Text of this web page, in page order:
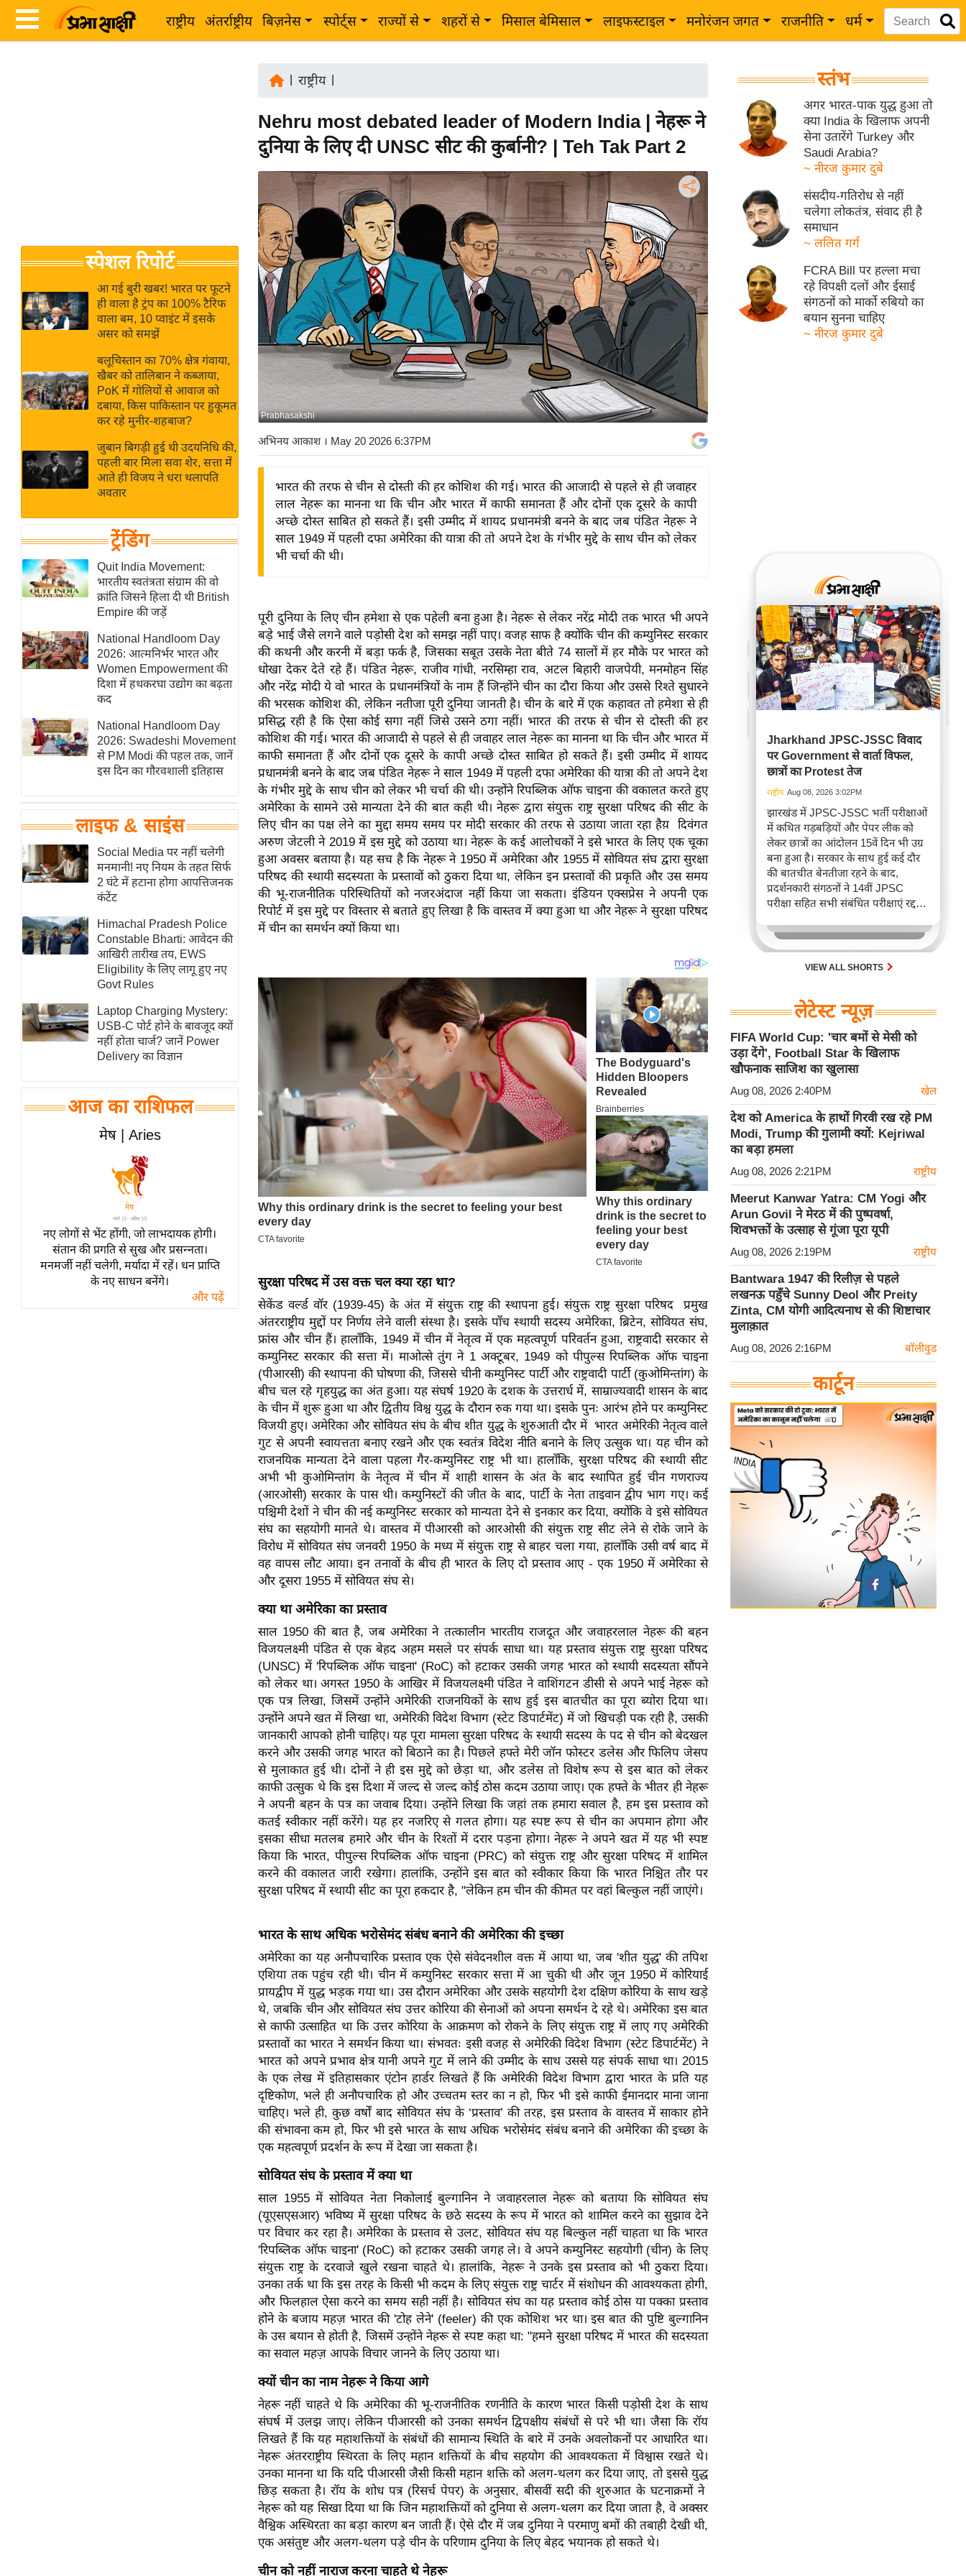
राष्ट्रीय अंतर्राष्ट्रीय बिज़नेस स्पोर्ट्स राज्यों से शहरों से मिसाल बेमिसाल लाइफस्टाइल मनोरंजन जगत राजनीति धर्म
Breaking
News in
Hindi
Hindi
Hindi
Videos
जगत
राय
बजट
क्रिकेट
IPL
2026
ई-पेपर
मिसाल बेमिसाल
शख्सियत
यंग इंडिया
साहित्य जगत
ऑटो वर्ल्ड
न्यूज ब्रीफ
मनोरंजन जगत
बॉलीवुड
हॉलीवुड
फिल्म समीक्षा
Breaking
News
लाइफस्टाइल
टेक्नॉलॉजी
घरेलू नुस्खे
पर्यटन स्थल
फिटनेस मंत्रा
रिलेशनशिप
राजनीति
विश्लेषण
समसामयिक
मातृभूमि
एम.
आर.
आई.
समीक्षा
धर्म
ज्योतिष
त्योहार
राशिफल
विशेष
स्पेशल रिपोर्ट
आ गई बुरी खबर! भारत पर फूटने
ही वाला है ट्रंप का 100% टैरिफ
वाला बम, 10 प्वाइंट में इसके
असर को समझें
बलूचिस्तान का 70% क्षेत्र गंवाया,
खैबर को तालिबान ने कब्जाया,
PoK में गोलियों से आवाज को
दबाया, किस पाकिस्तान पर हुकूमत
कर रहे मुनीर-शहबाज?
जुबान बिगड़ी हुई थी उदयनिधि की,
पहली बार मिला सवा शेर, सत्ता में
आते ही विजय ने धरा थलापति
अवतार
ट्रेंडिंग
Quit India Movement:
भारतीय स्वतंत्रता संग्राम की वो
क्रांति जिसने हिला दी थी British
Empire की जड़ें
National Handloom Day
2026: आत्मनिर्भर भारत और
Women Empowerment की
दिशा में हथकरघा उद्योग का बढ़ता
कद
National Handloom Day
2026: Swadeshi Movement
से PM Modi की पहल तक, जानें
इस दिन का गौरवशाली इतिहास
लाइफ & साइंस
Social Media पर नहीं चलेगी
मनमानी! नए नियम के तहत सिर्फ
2 घंटे में हटाना होगा आपत्तिजनक
कंटेंट
Himachal Pradesh Police
Constable Bharti: आवेदन की
आखिरी तारीख तय, EWS
Eligibility के लिए लागू हुए नए
Govt Rules
Laptop Charging Mystery:
USB-C पोर्ट होने के बावजूद क्यों
नहीं होता चार्ज? जानें Power
Delivery का विज्ञान
आज का राशिफल
मेष | Aries
नए लोगों से भेंट होंगी, जो लाभदायक होगी।
संतान की प्रगति से सुख और प्रसन्नता।
मनमर्जी नहीं चलेगी, मर्यादा में रहें। धन प्राप्ति
के नए साधन बनेंगे।
और पढ़ें
राष्ट्रीय|
Nehru most debated leader of Modern India | नेहरू ने
दुनिया के लिए दी UNSC सीट की कुर्बानी? | Teh Tak Part 2
Prabhasakshi
अभिनय आकाश। May 20 2026 6:37PM
भारत की तरफ से चीन से दोस्ती की हर कोशिश की गई। भारत की आजादी से पहले से ही जवाहर
लाल नेहरू का मानना था कि चीन और भारत में काफी समानता हैं और दोनों एक दूसरे के कापी
अच्छे दोस्त साबित हो सकते हैं। इसी उम्मीद में शायद प्रधानमंत्री बनने के बाद जब पंडित नेहरू ने
साल 1949 में पहली दफा अमेरिका की यात्रा की तो अपने देश के गंभीर मुद्दे के साथ चीन को लेकर
भी चर्चा की थी।
पूरी दुनिया के लिए चीन हमेशा से एक पहेली बना हुआ है। नेहरू से लेकर नरेंद्र मोदी तक भारत भी अपने
बड़े भाई जैसे लगने वाले पड़ोसी देश को समझ नहीं पाए। वजह साफ है क्योंकि चीन की कम्युनिस्ट सरकार
की कथनी और करनी में बड़ा फर्क है, जिसका सबूत उसके नेता बीते 74 सालों में हर मौके पर भारत को
धोखा देकर देते रहे हैं। पंडित नेहरू, राजीव गांधी, नरसिम्हा राव, अटल बिहारी वाजपेयी, मनमोहन सिंह
और नरेंद्र मोदी ये वो भारत के प्रधानमंत्रियों के नाम हैं जिन्होंने चीन का दौरा किया और उससे रिश्ते सुधारने
की भरसक कोशिश की, लेकिन नतीजा पूरी दुनिया जानती है। चीन के बारे में एक कहावत तो हमेशा से ही
प्रसिद्ध रही है कि ऐसा कोई सगा नहीं जिसे उसने ठगा नहीं। भारत की तरफ से चीन से दोस्ती की हर
कोशिश की गई। भारत की आजादी से पहले से ही जवाहर लाल नेहरू का मानना था कि चीन और भारत में
काफी समानता हैं और दोनों एक दूसरे के कापी अच्छे दोस्त साबित हो सकते हैं। इसी उम्मीद में शायद
प्रधानमंत्री बनने के बाद जब पंडित नेहरू ने साल 1949 में पहली दफा अमेरिका की यात्रा की तो अपने देश
के गंभीर मुद्दे के साथ चीन को लेकर भी चर्चा की थी। उन्होंने रिपब्लिक ऑफ चाइना की वकालत करते हुए
अमेरिका के सामने उसे मान्यता देने की बात कही थी। नेहरू द्वारा संयुक्त राष्ट्र सुरक्षा परिषद की सीट के
लिए चीन का पक्ष लेने का मुद्दा समय समय पर मोदी सरकार की तरफ से उठाया जाता रहा हैय़ दिवंगत
अरुण जेटली ने 2019 में इस मुद्दे को उठाया था। नेहरू के कई आलोचकों ने इसे भारत के लिए एक चूका
हुआ अवसर बताया है। यह सच है कि नेहरू ने 1950 में अमेरिका और 1955 में सोवियत संघ द्वारा सुरक्षा
परिषद की स्थायी सदस्यता के प्रस्तावों को ठुकरा दिया था, लेकिन इन प्रस्तावों की प्रकृति और उस समय
की भू-राजनीतिक परिस्थितियों को नजरअंदाज नहीं किया जा सकता। इंडियन एक्सप्रेस ने अपनी एक
रिपोर्ट में इस मुद्दे पर विस्तार से बताते हुए लिखा है कि वास्तव में क्या हुआ था और नेहरू ने सुरक्षा परिषद
में चीन का समर्थन क्यों किया था।
सुरक्षा परिषद में उस वक्त चल क्या रहा था?
सेकेंड वर्ल्ड वॉर (1939-45) के अंत में संयुक्त राष्ट्र की स्थापना हुई। संयुक्त राष्ट्र सुरक्षा परिषद प्रमुख
अंतरराष्ट्रीय मुद्दों पर निर्णय लेने वाली संस्था है। इसके पाँच स्थायी सदस्य अमेरिका, ब्रिटेन, सोवियत संघ,
फ्रांस और चीन हैं। हालाँकि, 1949 में चीन में नेतृत्व में एक महत्वपूर्ण परिवर्तन हुआ, राष्ट्रवादी सरकार से
कम्युनिस्ट सरकार की सत्ता में। माओत्से तुंग ने 1 अक्टूबर, 1949 को पीपुल्स रिपब्लिक ऑफ चाइना
(पीआरसी) की स्थापना की घोषणा की, जिससे चीनी कम्युनिस्ट पार्टी और राष्ट्रवादी पार्टी (कुओमिन्तांग) के
बीच चल रहे गृहयुद्ध का अंत हुआ। यह संघर्ष 1920 के दशक के उत्तरार्ध में, साम्राज्यवादी शासन के बाद
के चीन में शुरू हुआ था और द्वितीय विश्व युद्ध के दौरान रुक गया था। इसके पुनः आरंभ होने पर कम्युनिस्ट
विजयी हुए। अमेरिका और सोवियत संघ के बीच शीत युद्ध के शुरुआती दौर में भारत अमेरिकी नेतृत्व वाले
गुट से अपनी स्वायत्तता बनाए रखने और एक स्वतंत्र विदेश नीति बनाने के लिए उत्सुक था। यह चीन को
राजनयिक मान्यता देने वाला पहला गैर-कम्युनिस्ट राष्ट्र भी था। हालाँकि, सुरक्षा परिषद की स्थायी सीट
अभी भी कुओमिन्तांग के नेतृत्व में चीन में शाही शासन के अंत के बाद स्थापित हुई चीन गणराज्य
(आरओसी) सरकार के पास थी। कम्युनिस्टों की जीत के बाद, पार्टी के नेता ताइवान द्वीप भाग गए। कई
पश्चिमी देशों ने चीन की नई कम्युनिस्ट सरकार को मान्यता देने से इनकार कर दिया, क्योंकि वे इसे सोवियत
संघ का सहयोगी मानते थे। वास्तव में पीआरसी को आरओसी की संयुक्त राष्ट्र सीट लेने से रोके जाने के
विरोध में सोवियत संघ जनवरी 1950 के मध्य में संयुक्त राष्ट्र से बाहर चला गया, हालाँकि उसी वर्ष बाद में
वह वापस लौट आया। इन तनावों के बीच ही भारत के लिए दो प्रस्ताव आए - एक 1950 में अमेरिका से
और दूसरा 1955 में सोवियत संघ से।
क्या था अमेरिका का प्रस्ताव
साल 1950 की बात है, जब अमेरिका ने तत्कालीन भारतीय राजदूत और जवाहरलाल नेहरू की बहन
विजयलक्ष्मी पंडित से एक बेहद अहम मसले पर संपर्क साधा था। यह प्रस्ताव संयुक्त राष्ट्र सुरक्षा परिषद
(UNSC) में 'रिपब्लिक ऑफ चाइना' (RoC) को हटाकर उसकी जगह भारत को स्थायी सदस्यता सौंपने
को लेकर था। अगस्त 1950 के आखिर में विजयलक्ष्मी पंडित ने वाशिंगटन डीसी से अपने भाई नेहरू को
एक पत्र लिखा, जिसमें उन्होंने अमेरिकी राजनयिकों के साथ हुई इस बातचीत का पूरा ब्योरा दिया था।
उन्होंने अपने खत में लिखा था, अमेरिकी विदेश विभाग (स्टेट डिपार्टमेंट) में जो खिचड़ी पक रही है, उसकी
जानकारी आपको होनी चाहिए। यह पूरा मामला सुरक्षा परिषद के स्थायी सदस्य के पद से चीन को बेदखल
करने और उसकी जगह भारत को बिठाने का है। पिछले हफ्ते मेरी जॉन फोस्टर डलेस और फिलिप जेसप
से मुलाकात हुई थी। दोनों ने ही इस मुद्दे को छेड़ा था, और डलेस तो विशेष रूप से इस बात को लेकर
काफी उत्सुक थे कि इस दिशा में जल्द से जल्द कोई ठोस कदम उठाया जाए। एक हफ्ते के भीतर ही नेहरू
ने अपनी बहन के पत्र का जवाब दिया। उन्होंने लिखा कि जहां तक हमारा सवाल है, हम इस प्रस्ताव को
कतई स्वीकार नहीं करेंगे। यह हर नजरिए से गलत होगा। यह स्पष्ट रूप से चीन का अपमान होगा और
इसका सीधा मतलब हमारे और चीन के रिश्तों में दरार पड़ना होगा। नेहरू ने अपने खत में यह भी स्पष्ट
किया कि भारत, पीपुल्स रिपब्लिक ऑफ चाइना (PRC) को संयुक्त राष्ट्र और सुरक्षा परिषद में शामिल
करने की वकालत जारी रखेगा। हालांकि, उन्होंने इस बात को स्वीकार किया कि भारत निश्चित तौर पर
सुरक्षा परिषद में स्थायी सीट का पूरा हकदार है, "लेकिन हम चीन की कीमत पर वहां बिल्कुल नहीं जाएंगे।
भारत के साथ अधिक भरोसेमंद संबंध बनाने की अमेरिका की इच्छा
अमेरिका का यह अनौपचारिक प्रस्ताव एक ऐसे संवेदनशील वक्त में आया था, जब 'शीत युद्ध' की तपिश
एशिया तक पहुंच रही थी। चीन में कम्युनिस्ट सरकार सत्ता में आ चुकी थी और जून 1950 में कोरियाई
प्रायद्वीप में युद्ध भड़क गया था। उस दौरान अमेरिका और उसके सहयोगी देश दक्षिण कोरिया के साथ खड़े
थे, जबकि चीन और सोवियत संघ उत्तर कोरिया की सेनाओं को अपना समर्थन दे रहे थे। अमेरिका इस बात
से काफी उत्साहित था कि उत्तर कोरिया के आक्रमण को रोकने के लिए संयुक्त राष्ट्र में लाए गए अमेरिकी
प्रस्तावों का भारत ने समर्थन किया था। संभवतः इसी वजह से अमेरिकी विदेश विभाग (स्टेट डिपार्टमेंट) ने
भारत को अपने प्रभाव क्षेत्र यानी अपने गुट में लाने की उम्मीद के साथ उससे यह संपर्क साधा था। 2015
के एक लेख में इतिहासकार एंटोन हार्डर लिखते हैं कि अमेरिकी विदेश विभाग द्वारा भारत के प्रति यह
दृष्टिकोण, भले ही अनौपचारिक हो और उच्चतम स्तर का न हो, फिर भी इसे काफी ईमानदार माना जाना
चाहिए। भले ही, कुछ वर्षों बाद सोवियत संघ के ‘प्रस्ताव’ की तरह, इस प्रस्ताव के वास्तव में साकार होने
की संभावना कम हो, फिर भी इसे भारत के साथ अधिक भरोसेमंद संबंध बनाने की अमेरिका की इच्छा के
एक महत्वपूर्ण प्रदर्शन के रूप में देखा जा सकता है।
सोवियत संघ के प्रस्ताव में क्या था
साल 1955 में सोवियत नेता निकोलाई बुल्गानिन ने जवाहरलाल नेहरू को बताया कि सोवियत संघ
(यूएसएसआर) भविष्य में सुरक्षा परिषद के छठे सदस्य के रूप में भारत को शामिल करने का सुझाव देने
पर विचार कर रहा है। अमेरिका के प्रस्ताव से उलट, सोवियत संघ यह बिल्कुल नहीं चाहता था कि भारत
'रिपब्लिक ऑफ चाइना' (RoC) को हटाकर उसकी जगह ले। वे अपने कम्युनिस्ट सहयोगी (चीन) के लिए
संयुक्त राष्ट्र के दरवाजे खुले रखना चाहते थे। हालांकि, नेहरू ने उनके इस प्रस्ताव को भी ठुकरा दिया।
उनका तर्क था कि इस तरह के किसी भी कदम के लिए संयुक्त राष्ट्र चार्टर में संशोधन की आवश्यकता होगी,
और फिलहाल ऐसा करने का समय सही नहीं है। सोवियत संघ का यह प्रस्ताव कोई ठोस या पक्का प्रस्ताव
होने के बजाय महज़ भारत की 'टोह लेने' (feeler) की एक कोशिश भर था। इस बात की पुष्टि बुल्गानिन
के उस बयान से होती है, जिसमें उन्होंने नेहरू से स्पष्ट कहा था: "हमने सुरक्षा परिषद में भारत की सदस्यता
का सवाल महज़ आपके विचार जानने के लिए उठाया था।
क्यों चीन का नाम नेहरू ने किया आगे
नेहरू नहीं चाहते थे कि अमेरिका की भू-राजनीतिक रणनीति के कारण भारत किसी पड़ोसी देश के साथ
संघर्ष में उलझ जाए। लेकिन पीआरसी को उनका समर्थन द्विपक्षीय संबंधों से परे भी था। जैसा कि रॉय
लिखते हैं कि यह महाशक्तियों के संबंधों की सामान्य स्थिति के बारे में उनके अवलोकनों पर आधारित था।
नेहरू अंतरराष्ट्रीय स्थिरता के लिए महान शक्तियों के बीच सहयोग की आवश्यकता में विश्वास रखते थे।
उनका मानना था कि यदि पीआरसी जैसी किसी महान शक्ति को अलग-थलग कर दिया जाए, तो इससे युद्ध
छिड़ सकता है। रॉय के शोध पत्र (रिसर्च पेपर) के अनुसार, बीसवीं सदी की शुरुआत के घटनाक्रमों ने
नेहरू को यह सिखा दिया था कि जिन महाशक्तियों को दुनिया से अलग-थलग कर दिया जाता है, वे अक्सर
वैश्विक अस्थिरता का बड़ा कारण बन जाती हैं। ऐसे दौर में जब दुनिया ने परमाणु बमों की तबाही देखी थी,
एक असंतुष्ट और अलग-थलग पड़े चीन के परिणाम दुनिया के लिए बेहद भयानक हो सकते थे।
चीन को नहीं नाराज करना चाहते थे नेहरू
स्तंभ
अगर भारत-पाक युद्ध हुआ तो
क्या India के खिलाफ अपनी
सेना उतारेंगे Turkey और
Saudi Arabia?
~ नीरज कुमार दुबे
संसदीय-गतिरोध से नहीं
चलेगा लोकतंत्र, संवाद ही है
समाधान
~ ललित गर्ग
FCRA Bill पर हल्ला मचा
रहे विपक्षी दलों और ईसाई
संगठनों को मार्को रुबियो का
बयान सुनना चाहिए
~ नीरज कुमार दुबे
Jharkhand JPSC-JSSC विवाद
पर Government से वार्ता विफल,
छात्रों का Protest तेज
राष्ट्रीय Aug 08, 2026 3:02PM
झारखंड में JPSC-JSSC भर्ती परीक्षाओं
में कथित गड़बड़ियों और पेपर लीक को
लेकर छात्रों का आंदोलन 15वें दिन भी उग्र
बना हुआ है। सरकार के साथ हुई कई दौर
की बातचीत बेनतीजा रहने के बाद,
प्रदर्शनकारी संगठनों ने 14वीं JPSC
परीक्षा सहित सभी संबंधित परीक्षाएं रद्द
करने का संकल्प लिया है, जिससे राज्य में
गतिरोध बढ़ गया है।
VIEW ALL SHORTS
लेटेस्ट न्यूज़
FIFA World Cup: 'चार बमों से मेसी को
उड़ा देंगे', Football Star के खिलाफ
खौफनाक साजिश का खुलासा
Aug 08, 2026 2:40PM खेल
देश को America के हाथों गिरवी रख रहे PM
Modi, Trump की गुलामी क्यों: Kejriwal
का बड़ा हमला
Aug 08, 2026 2:21PM राष्ट्रीय
Meerut Kanwar Yatra: CM Yogi और
Arun Govil ने मेरठ में की पुष्पवर्षा,
शिवभक्तों के उत्साह से गूंजा पूरा यूपी
Aug 08, 2026 2:19PM राष्ट्रीय
Bantwara 1947 की रिलीज़ से पहले
लखनऊ पहुँचे Sunny Deol और Preity
Zinta, CM योगी आदित्यनाथ से की शिष्टाचार
मुलाक़ात
Aug 08, 2026 2:16PM बॉलीवुड
कार्टून